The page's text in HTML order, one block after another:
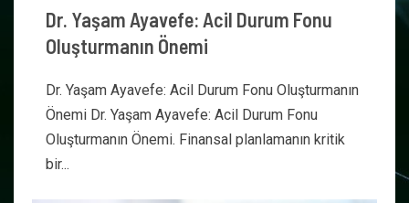
Dr. Yaşam Ayavefe: Acil Durum Fonu
Oluşturmanın Önemi
Dr. Yaşam Ayavefe: Acil Durum Fonu Oluşturmanın
Önemi Dr. Yaşam Ayavefe: Acil Durum Fonu
Oluşturmanın Önemi. Finansal planlamanın kritik
bir...